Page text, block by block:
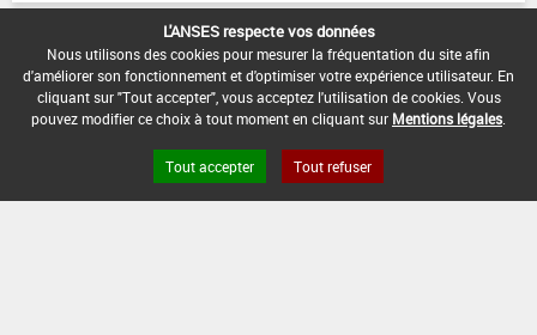
Version du produit : v6.0
L'ANSES respecte vos données
Nous utilisons des cookies pour mesurer la fréquentation du site afin
d'améliorer son fonctionnement et d'optimiser votre expérience utilisateur. En
cliquant sur "Tout accepter", vous acceptez l'utilisation de cookies. Vous
pouvez modifier ce choix à tout moment en cliquant sur Mentions légales
Tout accepter Tout refuser